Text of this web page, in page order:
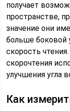
получает
пространстве,
значение они
больше боковой
скорость
скорочтения
улучшения угла
Как